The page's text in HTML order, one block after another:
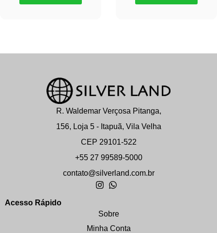
R. Waldemar Verçosa Pitanga,
156, Loja 5 - Itapuã, Vila Velha
CEP 29101-522
+55 27 99589-5000
contato@silverland.com.br
Acesso Rápido
Sobre
Minha Conta